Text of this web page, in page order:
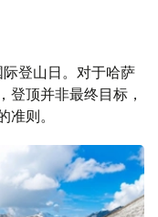
际登山日。对于哈萨
登顶并非最终目标，
则。